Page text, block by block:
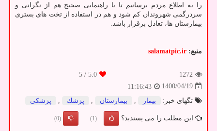
را به اطلاع مردم برسانیم تا با راهنمایی صحیح هم از نگرانی و
سردرگمی شهروندان کم شود و هم در استفاده از تخت های بستری
بیمارستان ها، تعادل برقرار باشد.
منبع: salamatpic.ir
1272
5.0
/ 5
1400/04/19
11:16:43
تگهای خبر:
بیمار بیمارستان پزشك پزشكی
این مطلب را می پسندید؟ (1)
(0)